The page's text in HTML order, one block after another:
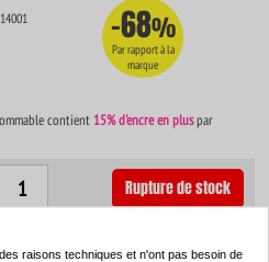
-68%
Par rapport à la
marque
contient 15% d'encre en pluspar
Rupture de stock
raisons techniques et n'ont pas besoin de